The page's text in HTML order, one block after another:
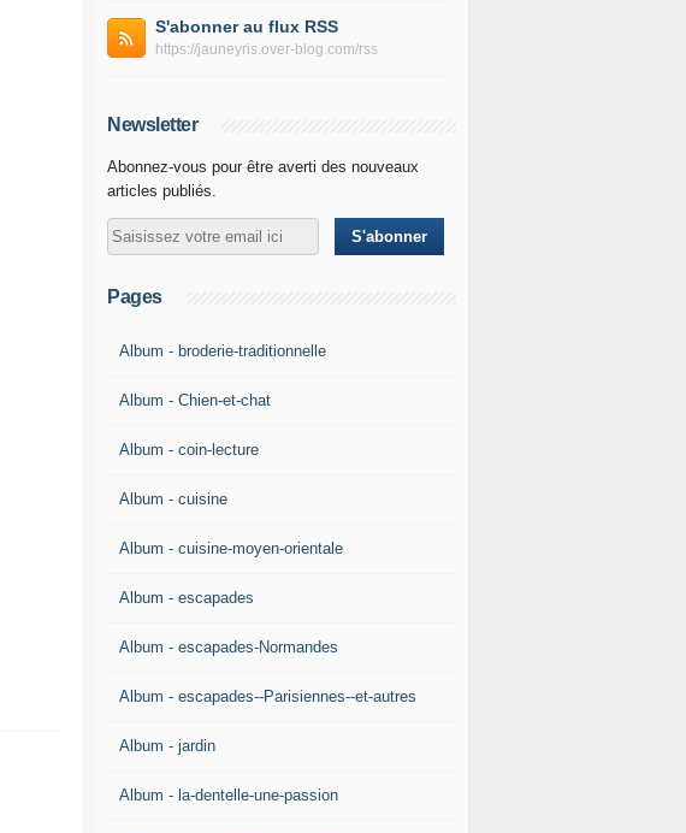
S'abonner au flux RSS
https://jauneyris.over-blog.com/rss
Newsletter
Abonnez-vous pour être averti des nouveaux
articles publiés.
Pages
Album - broderie-traditionnelle
Album - Chien-et-chat
Album - coin-lecture
Album - cuisine
Album - cuisine-moyen-orientale
Album - escapades
Album - escapades-Normandes
Album - escapades--Parisiennes--et-autres
Album - jardin
Album - la-dentelle-une-passion